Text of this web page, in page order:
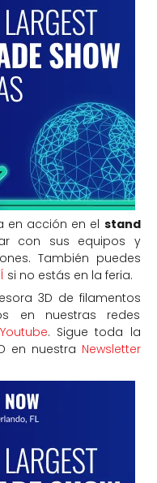
en acción en el stand
con sus equipos y
También puedes
si no estás en la feria.
3D de filamentos
en nuestras redes
Youtube. Sigue toda la
en nuestra Newsletter